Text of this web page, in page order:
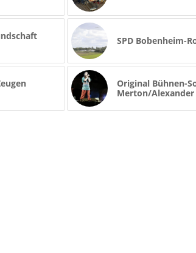
SPD Bobenheim-
Original Bühnen-
Merton/